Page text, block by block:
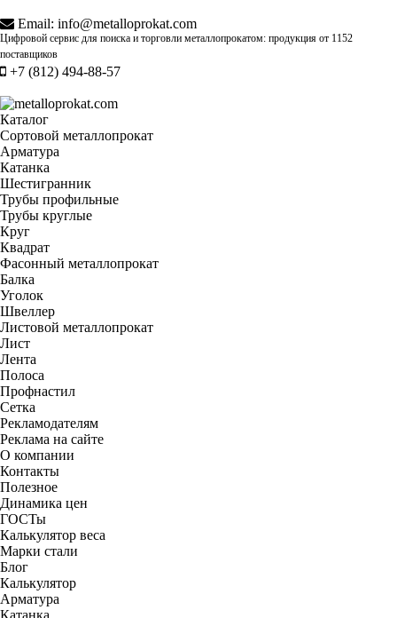
Email: info@metalloprokat.com
Цифровой сервис для поиска и торговли металлопрокатом: продукция от 1152
поставщиков
+7 (812) 494-88-57
Каталог
Сортовой металлопрокат
Арматура
Катанка
Шестигранник
Трубы профильные
Трубы круглые
Круг
Квадрат
Фасонный металлопрокат
Балка
Уголок
Швеллер
Листовой металлопрокат
Лист
Лента
Полоса
Профнастил
Сетка
Рекламодателям
Реклама на сайте
О компании
Контакты
Полезное
Динамика цен
ГОСТы
Калькулятор веса
Марки стали
Блог
Калькулятор
Арматура
Катанка